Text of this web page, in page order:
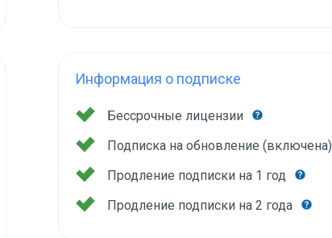
Информация о подписке
Бессрочные лицензии
Подписка на обновление (включена)
Продление подписки на 1 год
Продление подписки на 2 года